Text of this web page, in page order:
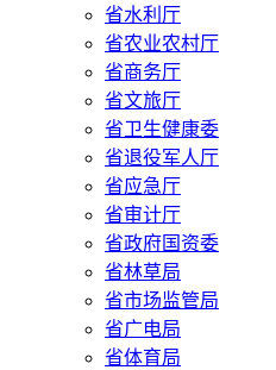
省水利厅
省农业农村厅
省商务厅
省文旅厅
省卫生健康委
省退役军人厅
省应急厅
省审计厅
省政府国资委
省林草局
省市场监管局
省广电局
省体育局